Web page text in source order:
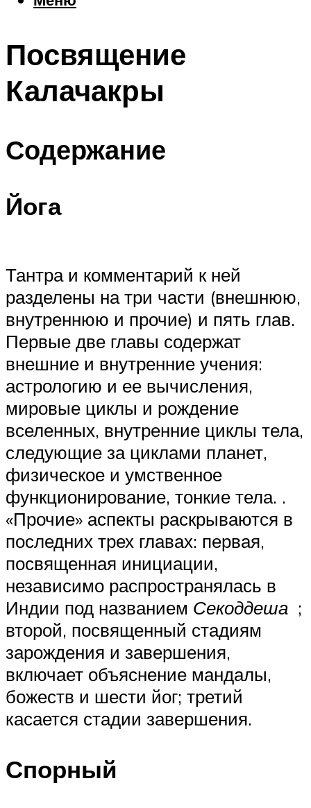
Шоппинг
Что посетить
Посвящение
Калачакры
Содержание
Йога
Тантра и комментарий к ней
разделены на три части (внешнюю,
внутреннюю и прочие) и пять глав.
Первые две главы содержат
внешние и внутренние учения:
астрологию и ее вычисления,
мировые циклы и рождение
вселенных, внутренние циклы тела,
следующие за циклами планет,
физическое и умственное
функционирование, тонкие тела. .
«Прочие» аспекты раскрываются в
последних трех главах: первая,
посвященная инициации,
независимо распространялась в
Индии под названием Секоддеша ;
второй, посвященный стадиям
зарождения и завершения,
включает объяснение мандалы,
божеств и шести йог; третий
касается стадии завершения.
Спорный